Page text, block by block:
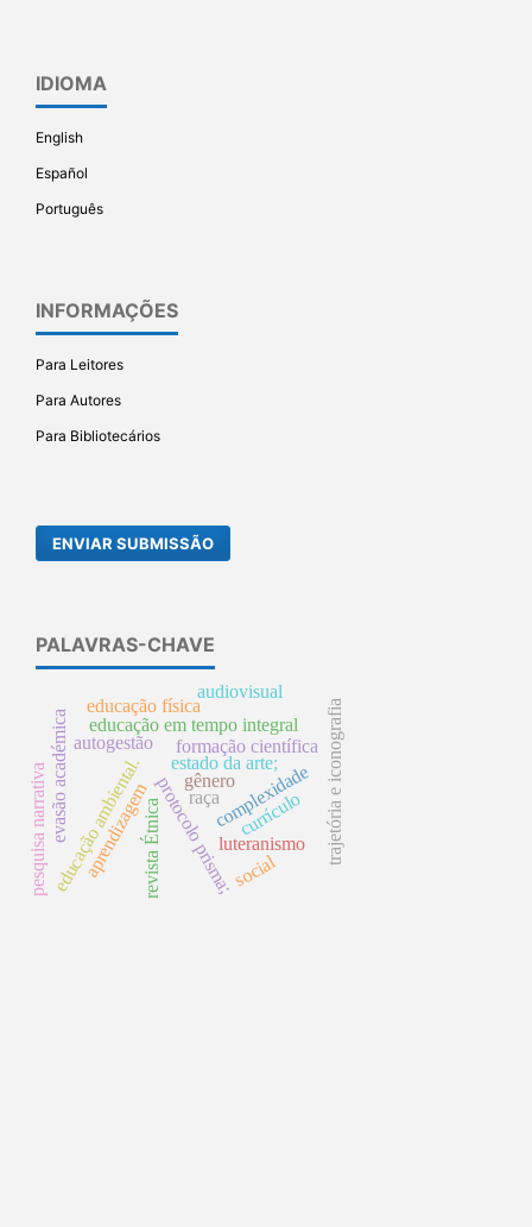
IDIOMA
English
Español
Português
INFORMAÇÕES
Para Leitores
Para Autores
Para Bibliotecários
ENVIAR SUBMISSÃO
PALAVRAS-CHAVE
estado da arte;
protocolo prisma;
educação ambiental.
autogestão
complexidade
formação científica
revista Étnica luteranismo trajetória e iconografia
educação em tempo integral
evasão académica
educação física
audiovisual
gênero
raça
pesquisa narrativa aprendizagem social
currículo